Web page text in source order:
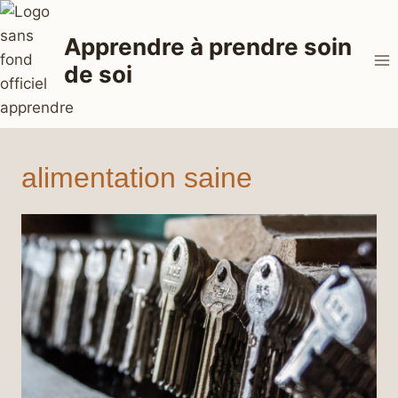
Aller
au
contenu
Apprendre à prendre soin
de soi
alimentation saine